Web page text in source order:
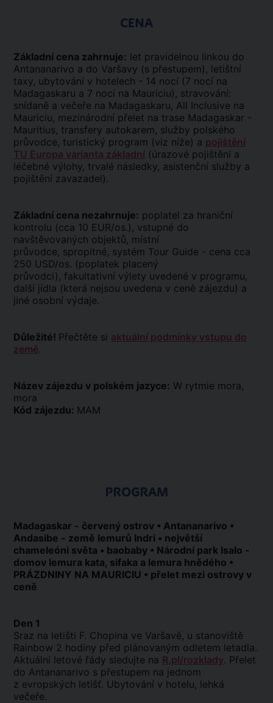
CENA
Základní cena zahrnuje: let pravidelnou linkou do
Antananarivo a do Varšavy (s přestupem), letištní
taxy, ubytování v hotelech - 14 nocí (7 nocí na
Madagaskaru a 7 nocí na Mauriciu), stravování:
snídaně a večeře na Madagaskaru, All Inclusive na
Mauriciu, mezinárodní přelet na trase Madagaskar -
Mauritius, transfery autokarem, služby polského
průvodce, turistický program (viz níže) a pojištění
TU Europa varianta základní (úrazové pojištění a
léčebné výlohy, trvalé následky, asistenční služby a
pojištění zavazadel).
Základní cena nezahrnuje: poplatel za hraniční
kontrolu (cca 10 EUR/os.), vstupné do
navštěvovaných objektů, místní
průvodce, spropitné, systém Tour Guide - cena cca
250 USD/os. (poplatek placený
průvodci), fakultativní výlety uvedené v programu,
další jídla (která nejsou uvedena v ceně zájezdu) a
jiné osobní výdaje.
Důležité! Přečtěte si aktuální podmínky vstupu do
země.
Název zájezdu v polském jazyce: W rytmie mora,
mora
Kód zájezdu: MAM
PROGRAM
Madagaskar - červený ostrov • Antananarivo •
Andasibe - země lemurů Indri • největší
chameleóni světa • baobaby • Národní park Isalo -
domov lemura kata, sifaka a lemura hnědého •
PRÁZDNINY NA MAURICIU • přelet mezi ostrovy v
ceně
Den 1
Sraz na letišti F. Chopina ve Varšavě, u stanoviště
Rainbow 2 hodiny před plánovaným odletem letadla.
Aktuální letové řády sledujte na R.pl/rozklady. Přelet
do Antananarivo s přestupem na jednom
z evropských letišť. Ubytování v hotelu, lehká
večeře.